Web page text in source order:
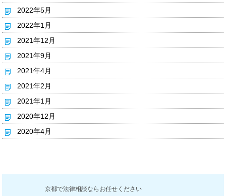
2022年5月
2022年1月
2021年12月
2021年9月
2021年4月
2021年2月
2021年1月
2020年12月
2020年4月
京都で法律相談ならお任せください